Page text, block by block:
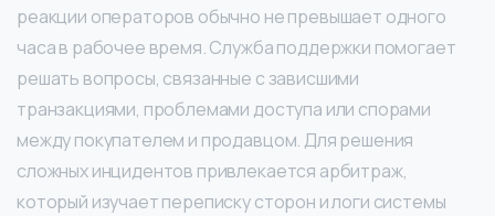
реакции операторов обычно не превышает одного
часа в рабочее время. Служба поддержки помогает
решать вопросы, связанные с зависшими
транзакциями, проблемами доступа или спорами
между покупателем и продавцом. Для решения
сложных инцидентов привлекается арбитраж,
который изучает переписку сторон и логи системы